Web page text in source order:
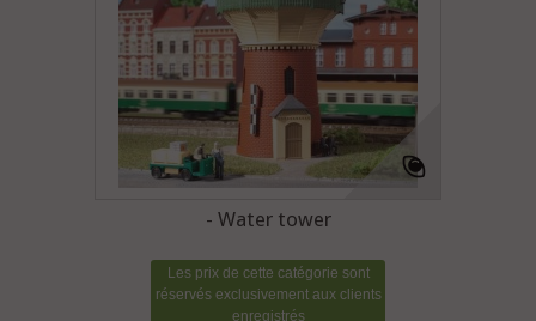
- Water tower
Les prix de cette catégorie sont
réservés exclusivement aux clients
enregistrés